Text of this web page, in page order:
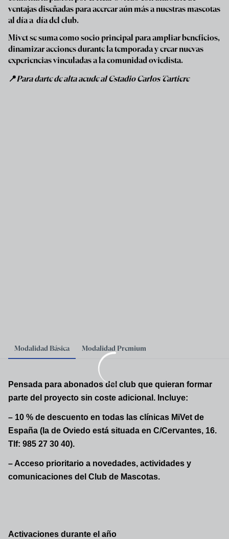
ventajas diseñadas para acercar aún más a nuestras mascotas
al día a día del club.
Mivet se suma como socio principal para ampliar beneficios,
dinamizar acciones durante la temporada y crear nuevas
experiencias vinculadas a la comunidad oviedista.
📍Para darte de alta acude al Estadio Carlos Tartiere
Modalidad Básica Modalidad Premium
Pensada para abonados del club que quieran formar
parte del proyecto sin coste adicional. Incluye:
– 10 % de descuento en todas las clínicas MiVet de
España (la de Oviedo está situada en C/Cervantes, 16.
Tlf: 985 27 30 40).
– Acceso prioritario a novedades, actividades y
comunicaciones del Club de Mascotas.
oficiales del club con un coste de 60€. Incluye:
Activaciones durante el año